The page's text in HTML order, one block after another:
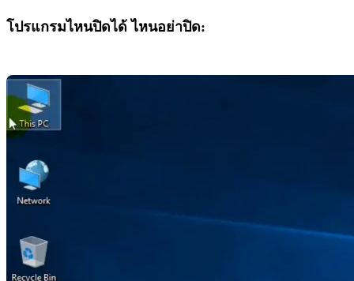
โปรแกรมไหนปิดได้ ไหนอย่าปิด: